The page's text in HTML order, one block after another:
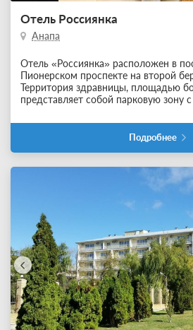
Отель Россиянка
Анапа
Отель «Россиянка» расположен в
Пионерском проспекте на второй
Территория здравницы, площадью
представляет собой парковую зону
Подробнее